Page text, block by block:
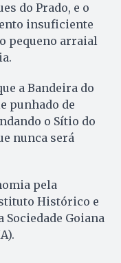
do Prado, e o
insuficiente
pequeno arraial
a Bandeira do
punhado de
o Sítio do
nunca será
pela
Histórico e
Sociedade Goiana